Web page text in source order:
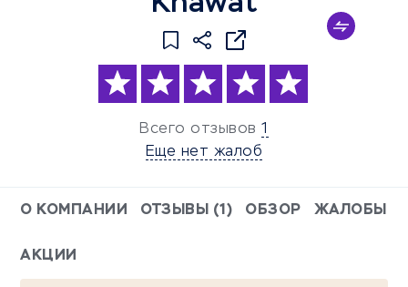
Всего отзывов 1
Еще нет жалоб
О КОМПАНИИ ОТЗЫВЫ (1) ОБЗОР ЖАЛОБЫ
АКЦИИ